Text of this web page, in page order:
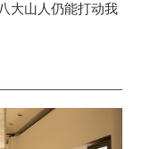
大山人仍能打动我